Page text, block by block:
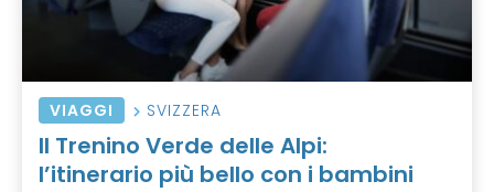
VIAGGI SVIZZERA
Il Trenino Verde delle Alpi:
l’itinerario più bello con i bambini